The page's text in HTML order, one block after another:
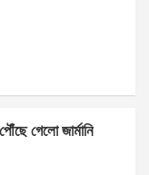
গেলো জার্মানি